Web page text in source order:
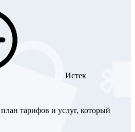
Истек
тарифов и услуг, который